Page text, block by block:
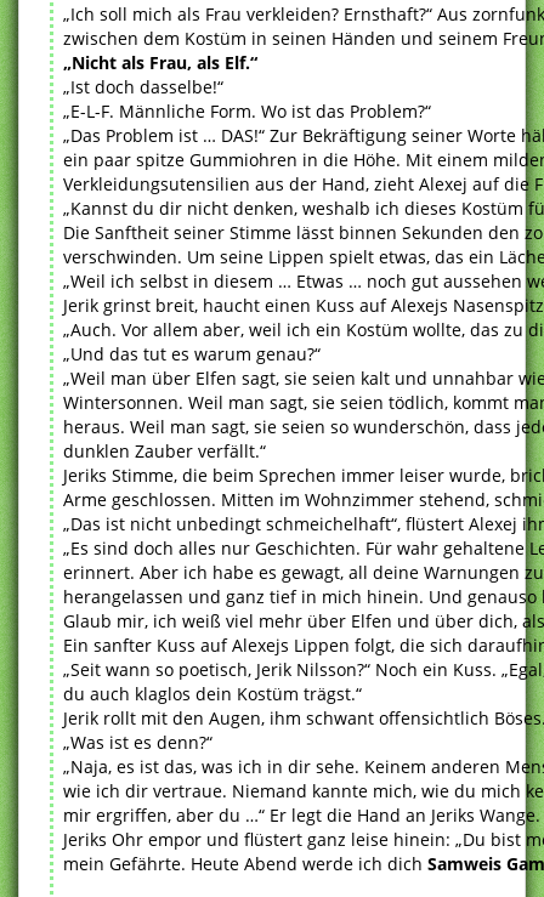
„Ich soll mich als Frau verkleiden? Ernsthaft?“ Aus
zwischen dem Kostüm in seinen Händen und seinem
„Nicht als Frau, als Elf.“
„Ist doch dasselbe!“
„E-L-F. Männliche Form. Wo ist das Problem?“
„Das Problem ist … DAS!“ Zur Bekräftigung seiner Worte
ein paar spitze Gummiohren in die Höhe. Mit einem
Verkleidungsutensilien aus der Hand, zieht Alexej auf die
„Kannst du dir nicht denken, weshalb ich dieses Kostüm
Die Sanftheit seiner Stimme lässt binnen Sekunden den
verschwinden. Um seine Lippen spielt etwas, das ein
„Weil ich selbst in diesem … Etwas … noch gut aussehen
Jerik grinst breit, haucht einen Kuss auf Alexejs
„Auch. Vor allem aber, weil ich ein Kostüm wollte, das zu
„Und das tut es warum genau?“
„Weil man über Elfen sagt, sie seien kalt und unnahbar
Wintersonnen. Weil man sagt, sie seien tödlich, kommt
heraus. Weil man sagt, sie seien so wunderschön, dass
dunklen Zauber verfällt.“
Jeriks Stimme, die beim Sprechen immer leiser wurde,
Arme geschlossen. Mitten im Wohnzimmer stehend,
„Das ist nicht unbedingt schmeichelhaft“, flüstert Alexej
„Es sind doch alles nur Geschichten. Für wahr gehaltene
erinnert. Aber ich habe es gewagt, all deine Warnungen
herangelassen und ganz tief in mich hinein. Und
Glaub mir, ich weiß viel mehr über Elfen und über dich,
Ein sanfter Kuss auf Alexejs Lippen folgt, die sich
„Seit wann so poetisch, Jerik Nilsson?“ Noch ein Kuss.
du auch klaglos dein Kostüm trägst.“
Jerik rollt mit den Augen, ihm schwant offensichtlich
„Was ist es denn?“
„Naja, es ist das, was ich in dir sehe. Keinem anderen
wie ich dir vertraue. Niemand kannte mich, wie du mich
mir ergriffen, aber du …“ Er legt die Hand an Jeriks
Jeriks Ohr empor und flüstert ganz leise hinein: „Du bist
mein Gefährte. Heute Abend werde ich dich Samweis